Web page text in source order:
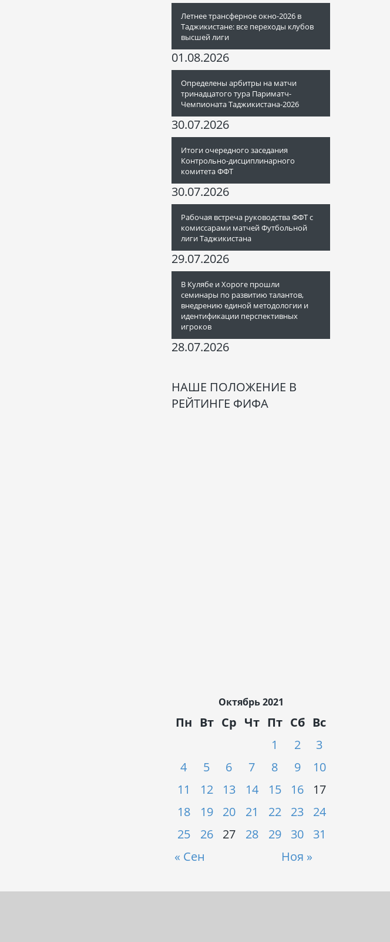
Летнее трансферное окно-2026 в
Таджикистане: все переходы клубов
высшей лиги
01.08.2026
Определены арбитры на матчи
тринадцатого тура Париматч-
Чемпионата Таджикистана-2026
30.07.2026
Итоги очередного заседания
Контрольно-дисциплинарного
комитета ФФТ
30.07.2026
Рабочая встреча руководства ФФТ с
комиссарами матчей Футбольной
лиги Таджикистана
29.07.2026
В Кулябе и Хороге прошли
семинары по развитию талантов,
внедрению единой методологии и
идентификации перспективных
игроков
28.07.2026
НАШЕ ПОЛОЖЕНИЕ В
РЕЙТИНГЕ ФИФА
Октябрь 2021
Пн Вт Ср Чт Пт Сб Вс
« Сен Ноя »
1 2
3
4
5 6 7 8 9
10
11
12 13 14 15 16
17
18
19 20 21 22 23
24
25
26 27 28 29 30 31